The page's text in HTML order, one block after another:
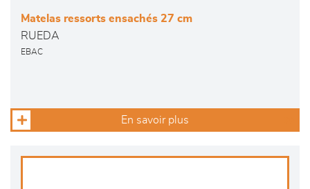
Matelas ressorts ensachés 27 cm
RUEDA
EBAC
En savoir plus